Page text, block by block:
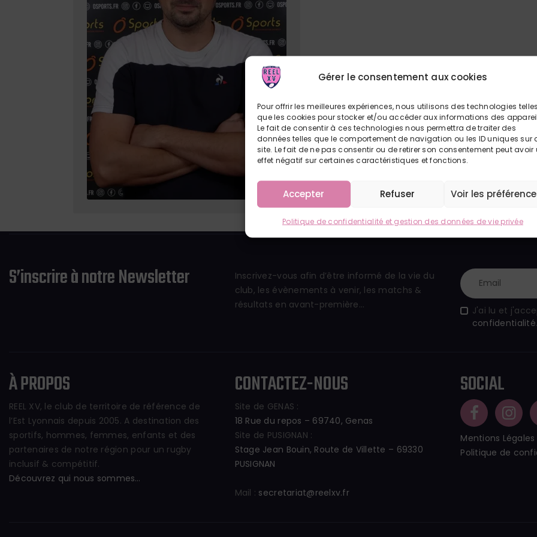
Gérer le consentement aux cookies
Pour offrir les meilleures expériences, nous utilisons des technologies telles
que les cookies pour stocker et/ou accéder aux informations des
Le fait de consentir à ces technologies nous permettra de traiter des
données telles que le comportement de navigation ou les ID uniques sur
site. Le fait de ne pas consentir ou de retirer son consentement peut avoir
effet négatif sur certaines caractéristiques et fonctions.
Accepter Refuser Voir les
Politique de confidentialité et gestion des données de vie privée
S’inscrire à notre Newsletter
Inscrivez-vous afin d’être informé de la vie du
club, les évènements à venir, les matchs &
résultats en avant-première…
J'ai lu et
confidentialité.
À PROPOS
REEL XV, le club de territoire de référence de
l’Est Lyonnais depuis 2005. A destination des
sportifs, hommes, femmes, enfants et des
partenaires de notre région pour un rugby
inclusif & compétitif.
Découvrez qui nous sommes…
CONTACTEZ-NOUS
Site de GENAS :
18 Rue du repos – 69740, Genas
Site de PUSIGNAN :
Stage Jean Bouin, Route de Villette – 69330
PUSIGNAN
Mail : secretariat@reelxv.fr
SOCIAL
Mentions Légales
Politique de